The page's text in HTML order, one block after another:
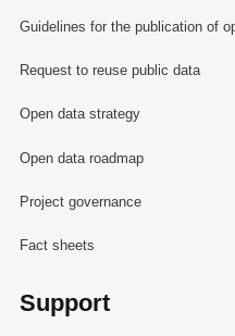
Guidelines for the publication of
Request to reuse public data
Open data strategy
Open data roadmap
Project governance
Fact sheets
Support